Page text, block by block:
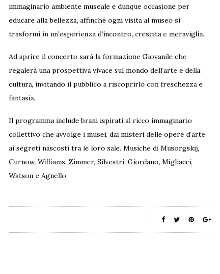
immaginario ambiente museale e dunque occasione per
educare alla bellezza, affinché ogni visita al museo si
trasformi in un’esperienza d’incontro, crescita e meraviglia.
Ad aprire il concerto sarà la formazione Giovanile che
regalerà una prospettiva vivace sul mondo dell’arte e della
cultura, invitando il pubblico a riscoprirlo con freschezza e
fantasia.
Il programma include brani ispirati al ricco immaginario
collettivo che avvolge i musei, dai misteri delle opere d’arte
ai segreti nascosti tra le loro sale. Musiche di Musorgskij,
Curnow, Williams, Zimmer, Silvestri, Giordano, Migliacci,
Watson e Agnello.